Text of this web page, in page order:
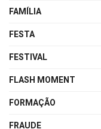
FAMÍLIA
FESTA
FESTIVAL
FLASH MOMENT
FORMAÇÃO
FRAUDE